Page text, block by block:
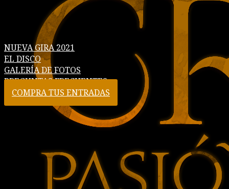
NUEVA GIRA 2021
EL DISCO
GALERÍA DE FOTOS
PREGUNTAS FRECUENTES
COMPRA TUS ENTRADAS